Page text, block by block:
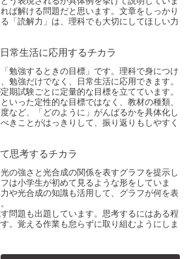
ば解ける問題だと思います。文章をしっかり
「読解力」は、理科でも大切にしてほしい力
日常生活に応用するチカラ
勉強するときの目標」です。理科で身につけ
勉強だけでなく、日常生活に応用できます。
期試験ごとに定量的な目標を立てています。
いった定性的な目標ではなく、教材の種類、
など、「どのように」がんばるかを具体化し
きことがはっきりして、振り返りもしやすく
思考するチカラ
の強さと光合成の関係を表すグラフを提示し
は小学生が初めて見るような形をしていま
や光合成の知識も活用して、グラフが何を表
問題も出題しています。思考するにはある程
。覚える作業も怠らずに取り組むようにしま